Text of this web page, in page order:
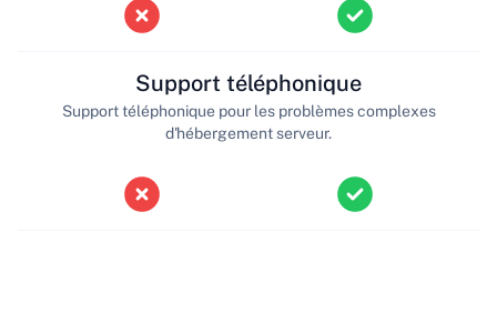
Support téléphonique
Support téléphonique pour les problèmes complexes
d'hébergement serveur.